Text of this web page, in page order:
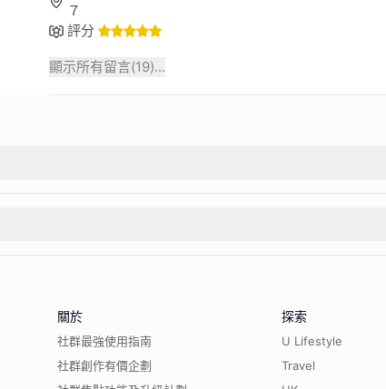
７
評分
顯示所有留言(19)...
關於
社群最強使用指南
社群創作有價企劃
探索
U Lifestyle
Travel